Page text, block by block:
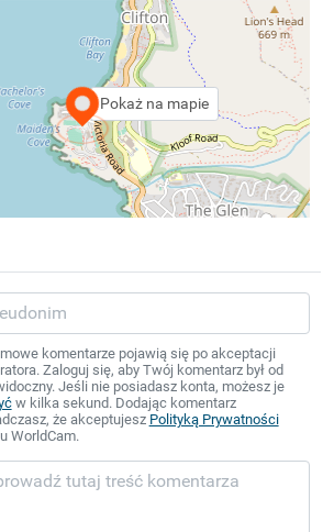
Pokaż na mapie
komentarze pojawią się po akceptacji
Zaloguj się, aby Twój komentarz był od
Jeśli nie posiadasz konta, możesz je
w kilka sekund. Dodając komentarz
że akceptujesz Polityką Prywatności
WorldCam.